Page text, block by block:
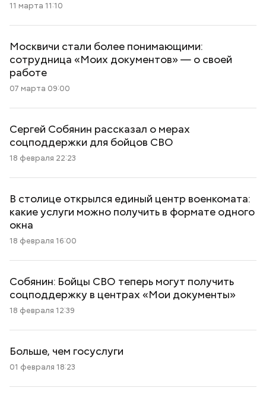
11 марта 11:10
Москвичи стали более понимающими:
сотрудница «Моих документов» — о своей
работе
07 марта 09:00
Сергей Собянин рассказал о мерах
соцподдержки для бойцов СВО
18 февраля 22:23
В столице открылся единый центр военкомата:
какие услуги можно получить в формате одного
окна
18 февраля 16:00
Собянин: Бойцы СВО теперь могут получить
соцподдержку в центрах «Мои документы»
18 февраля 12:39
Больше, чем госуслуги
01 февраля 18:23